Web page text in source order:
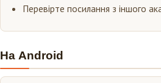
Перевірте посилання з іншого
На Android